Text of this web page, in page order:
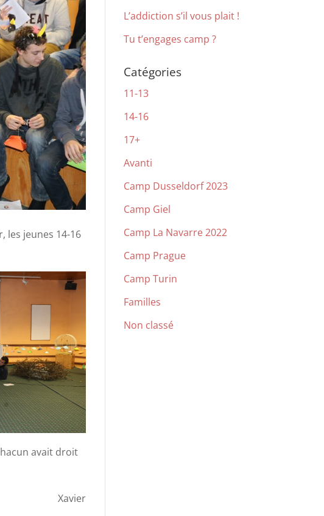
les jeunes 14-16
avait droit
Xavier
L’addiction s’il vous plait !
Tu t’engages camp ?
Catégories
11-13
14-16
17+
Avanti
Camp Dusseldorf 2023
Camp Giel
Camp La Navarre 2022
Camp Prague
Camp Turin
Familles
Non classé